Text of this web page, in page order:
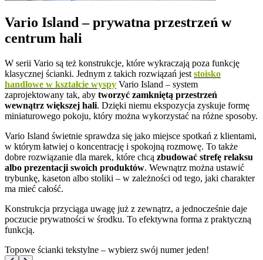
Vario Island – prywatna przestrzeń w
centrum hali
W serii Vario są też konstrukcje, które wykraczają poza funkcję
klasycznej ścianki. Jednym z takich rozwiązań jest stoisko
handlowe w kształcie wyspy Vario Island – system
zaprojektowany tak, aby tworzyć zamkniętą przestrzeń
wewnątrz większej hali. Dzięki niemu ekspozycja zyskuje formę
miniaturowego pokoju, który można wykorzystać na różne sposoby.
Vario Island świetnie sprawdza się jako miejsce spotkań z klientami,
w którym łatwiej o koncentrację i spokojną rozmowę. To także
dobre rozwiązanie dla marek, które chcą zbudować strefę relaksu
albo prezentacji swoich produktów. Wewnątrz można ustawić
trybunkę, kaseton albo stoliki – w zależności od tego, jaki charakter
ma mieć całość.
Konstrukcja przyciąga uwagę już z zewnątrz, a jednocześnie daje
poczucie prywatności w środku. To efektywna forma z praktyczną
funkcją.
Topowe ścianki tekstylne – wybierz swój numer jeden!